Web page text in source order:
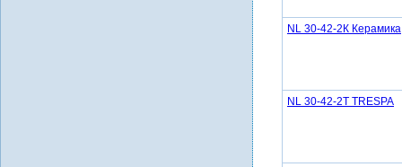
NL 30-42-2К Керамика
NL 30-42-2Т TRESPA